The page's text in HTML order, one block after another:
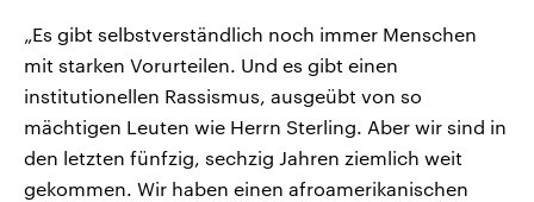
„Es gibt selbstverständlich noch immer Menschen
mit starken Vorurteilen. Und es gibt einen
institutionellen Rassismus, ausgeübt von so
mächtigen Leuten wie Herrn Sterling. Aber wir sind in
den letzten fünfzig, sechzig Jahren ziemlich weit
gekommen. Wir haben einen afroamerikanischen